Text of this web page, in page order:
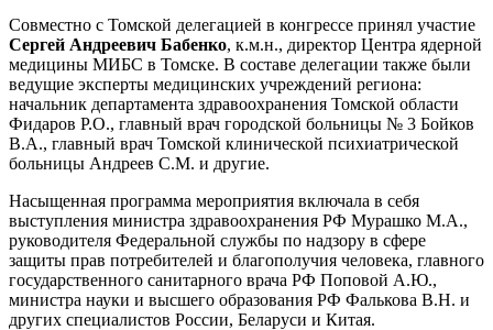
Совместно с Томской делегацией в конгрессе принял участие
Сергей Андреевич Бабенко, к.м.н., директор Центра ядерной
медицины МИБС в Томске. В составе делегации также были
ведущие эксперты медицинских учреждений региона:
начальник департамента здравоохранения Томской области
Фидаров Р.О., главный врач городской больницы № 3 Бойков
В.А., главный врач Томской клинической психиатрической
больницы Андреев С.М. и другие.
Насыщенная программа мероприятия включала в себя
выступления министра здравоохранения РФ Мурашко М.А.,
руководителя Федеральной службы по надзору в сфере
защиты прав потребителей и благополучия человека, главного
государственного санитарного врача РФ Поповой А.Ю.,
министра науки и высшего образования РФ Фалькова В.Н. и
других специалистов России, Беларуси и Китая.